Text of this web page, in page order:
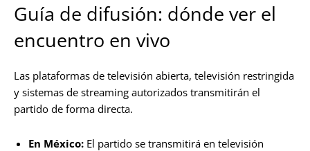
Guía de difusión: dónde ver el
encuentro en vivo
Las plataformas de televisión abierta, televisión restringida
y sistemas de streaming autorizados transmitirán el
partido de forma directa.
En México: El partido se transmitirá en televisión